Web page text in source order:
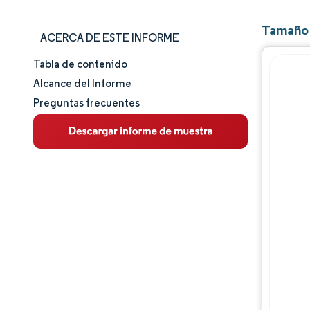
ACERCA DE ESTE INFORME
Tamaño y cuota de mercado
Análisis de mercado
Tendencias e ideas
Tabla de contenido
Alcance del Informe
Preguntas frecuentes